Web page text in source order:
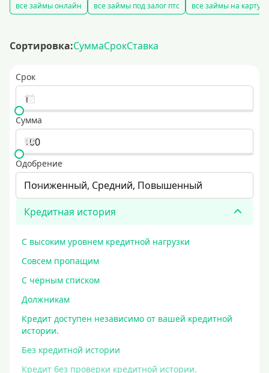
все займы онлайн все займы под залог птс все займы на карту
Сортировка:СуммаСрокСтавка
Срок
Сумма
Одобрение
Пониженный, Средний, Повышенный
Кредитная история
С высоким уровнем кредитной нагрузки
Совсем пропащим
С черным списком
Должникам
Кредит доступен независимо от вашей кредитной
истории.
Без кредитной истории
Кредит без проверки кредитной истории.